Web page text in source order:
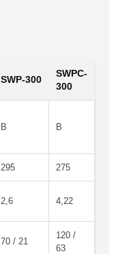
SWP-300
SWPC-
300
B B
295 275
2,6 4,22
70 / 21
120 /
63